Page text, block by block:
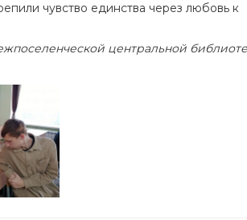
чувство единства через любовь к
центральной